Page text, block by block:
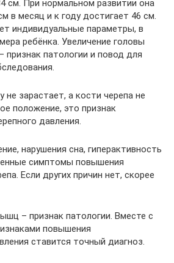
см. При нормальном развитии она
в месяц и к году достигает 46 см.
индивидуальные параметры, в
ребёнка. Увеличение головы
признак патологии и повод для
не зарастает, а кости черепа не
положение, это признак
давления.
нарушения сна, гиперактивность
симптомы повышения
Если других причин нет, скорее
– признак патологии. Вместе с
повышения
ставится точный диагноз.